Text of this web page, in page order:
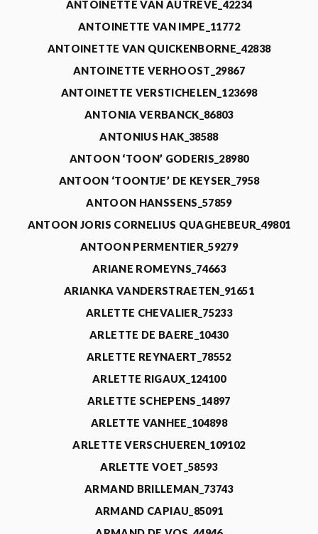
ANTOINETTE VAN AUTREVE_42234
ANTOINETTE VAN IMPE_11772
ANTOINETTE VAN QUICKENBORNE_42838
ANTOINETTE VERHOOST_29867
ANTOINETTE VERSTICHELEN_123698
ANTONIA VERBANCK_86803
ANTONIUS HAK_38588
ANTOON ‘TOON’ GODERIS_28980
ANTOON ‘TOONTJE’ DE KEYSER_7958
ANTOON HANSSENS_57859
ANTOON JORIS CORNELIUS QUAGHEBEUR_49801
ANTOON PERMENTIER_59279
ARIANE ROMEYNS_74663
ARIANKA VANDERSTRAETEN_91651
ARLETTE CHEVALIER_75233
ARLETTE DE BAERE_10430
ARLETTE REYNAERT_78552
ARLETTE RIGAUX_124100
ARLETTE SCHEPENS_14897
ARLETTE VANHEE_104898
ARLETTE VERSCHUEREN_109102
ARLETTE VOET_58593
ARMAND BRILLEMAN_73743
ARMAND CAPIAU_85091